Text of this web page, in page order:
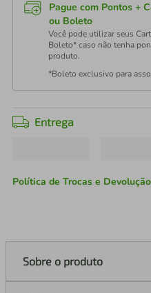
Pague com Pontos +
ou Boleto
Você pode utilizar seus
Boleto* caso não tenha
produto.
*Boleto exclusivo para
Entrega
Política de Trocas e Devolução
Sobre o produto